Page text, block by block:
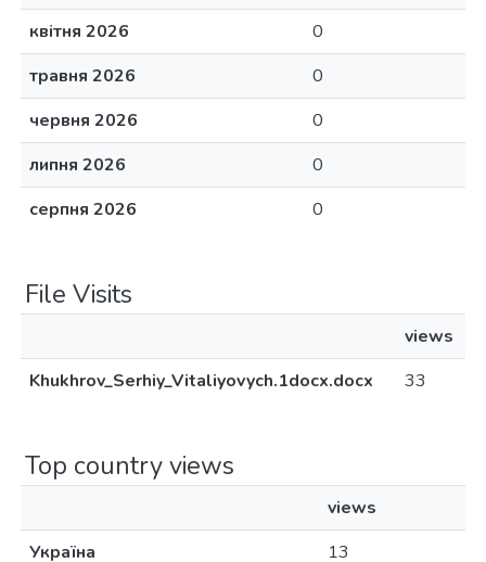
квітня 2026
0
травня 2026
0
червня 2026
0
липня 2026
0
серпня 2026
0
File Visits
views
Khukhrov_Serhiy_Vitaliyovych.1docx.docx
33
Top country views
views
Україна
13